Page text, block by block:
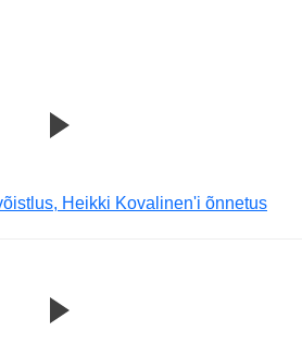
Heikki Kovalinen'i õnnetus